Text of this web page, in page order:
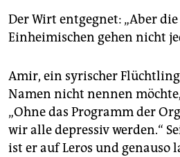
Der Wirt entgegnet: „Aber
Einheimischen gehen nicht
Amir, ein syrischer
Namen nicht nennen
„Ohne das Programm der
wir alle depressiv werden.“
ist er auf Leros und genauso